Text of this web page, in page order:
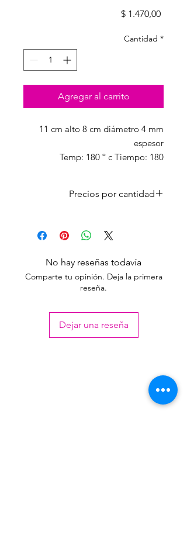
$ 1.470,00Precio
Cantidad *
Agregar al carrito
11 cm alto 8 cm diámetro 4 mm
espesor
Temp: 180 º c Tiempo: 180
Precios por cantidad
LISTA
Unidad 1470,00
+ de
1418,00
No hay reseñas todavía
Comparte tu opinión. Deja la primera
reseña.
Dejar una reseña